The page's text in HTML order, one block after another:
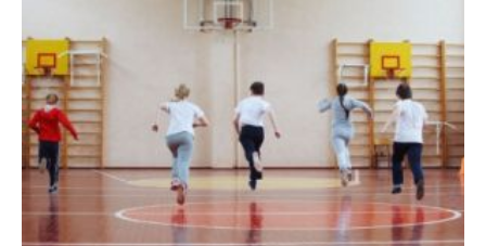
pour
les
activités
sportives
et
extra-
scolaires,